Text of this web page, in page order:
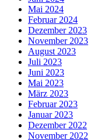
Mai 2024
Februar 2024
Dezember 2023
November 2023
August 2023
Juli 2023
Juni 2023
Mai 2023
März 2023
Februar 2023
Januar 2023
Dezember 2022
November 2022